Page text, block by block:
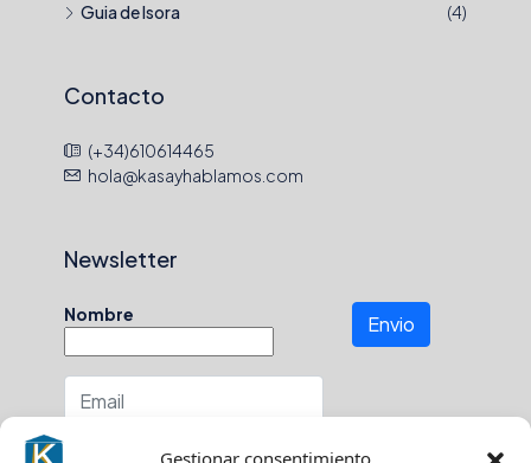
Gestionar consentimiento
Guia de Isora
(4)
Contacto
(+34)610614465
hola@kasayhablamos.com
Newsletter
Nombre Envio